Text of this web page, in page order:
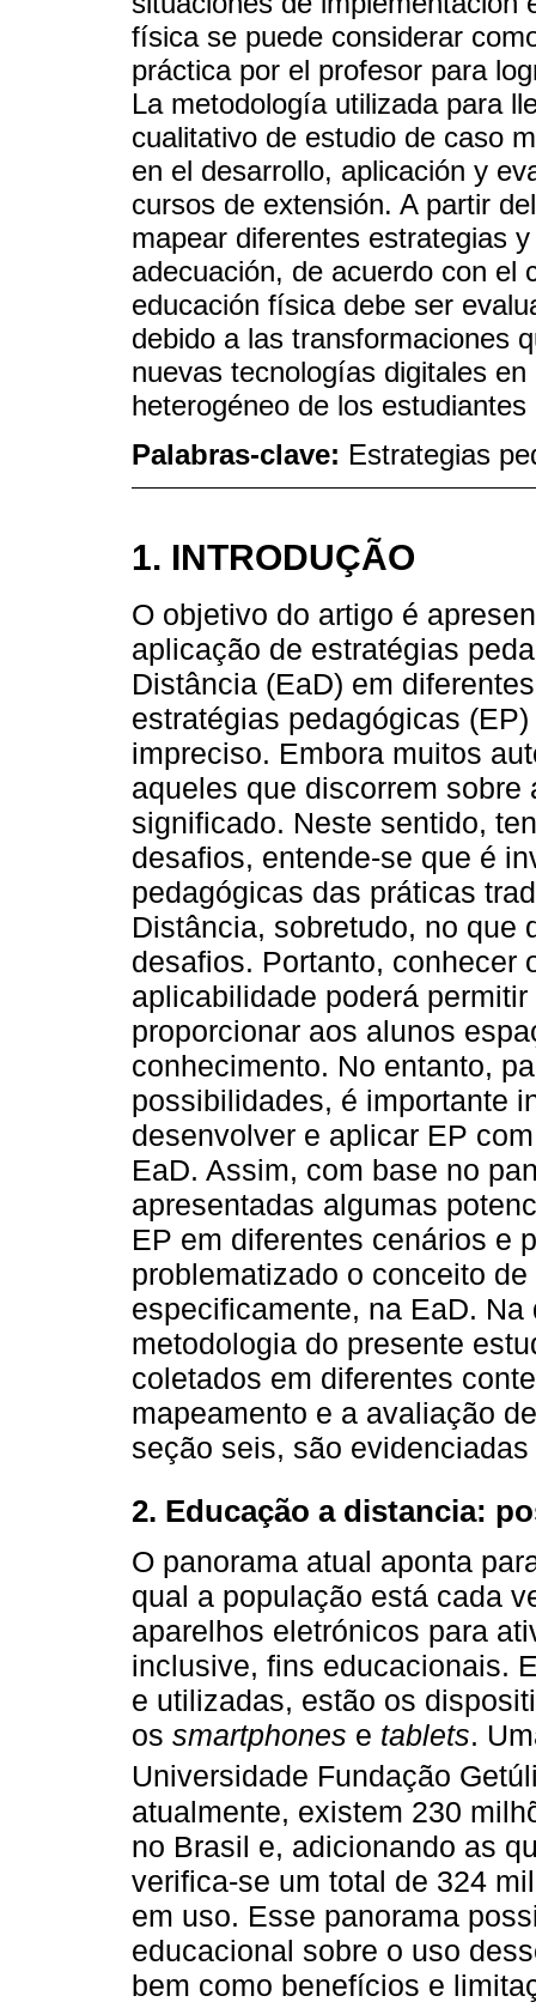
física se puede considerar
práctica por el profesor para
La metodología utilizada para
cualitativo de estudio de caso
en el desarrollo, aplicación y
cursos de extensión. A partir
mapear diferentes estrategias
adecuación, de acuerdo con el
educación física debe ser
debido a las transformaciones
nuevas tecnologías digitales
heterogéneo de los
Palabras-clave: Estrategias
1. INTRODUÇÃO
O objetivo do artigo é
aplicação de estratégias
Distância (EaD) em
estratégias pedagógicas
impreciso. Embora muitos
aqueles que discorrem
significado. Neste sentido,
desafios, entende-se que é
pedagógicas das práticas
Distância, sobretudo, no que
desafios. Portanto, conhecer
aplicabilidade poderá
proporcionar aos alunos
conhecimento. No entanto,
possibilidades, é importante
desenvolver e aplicar EP
EaD. Assim, com base no
apresentadas algumas
EP em diferentes cenários e
problematizado o conceito
especificamente, na EaD.
metodologia do presente
coletados em diferentes
mapeamento e a avaliação
seção seis, são
2. Educação a distancia:
O panorama atual aponta
qual a população está cada
aparelhos eletrónicos para
inclusive, fins educacionais.
e utilizadas, estão os
os smartphones e tablets.
Universidade Fundação
atualmente, existem 230
no Brasil e, adicionando as
verifica-se um total de 324
em uso. Esse panorama
educacional sobre o uso
bem como benefícios e